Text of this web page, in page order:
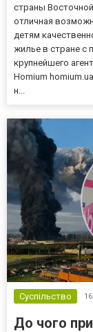
страны
отличная
детям
жилье в стране с
крупнейшего
Homium
н...
Суспільство
До чого